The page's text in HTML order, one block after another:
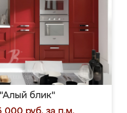
блик"